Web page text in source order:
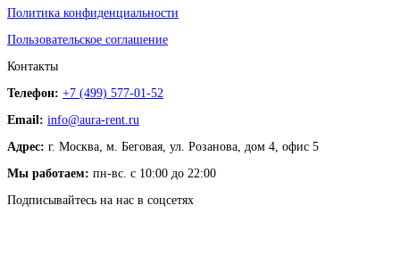
Политика конфиденциальности
Пользовательское соглашение
Контакты
Телефон: +7 (499) 577-01-52
Email: info@aura-rent.ru
Адрес: г. Москва, м. Беговая, ул. Розанова, дом 4, офис 5
Мы работаем: пн-вс. с 10:00 до 22:00
Подписывайтесь на нас в соцсетях